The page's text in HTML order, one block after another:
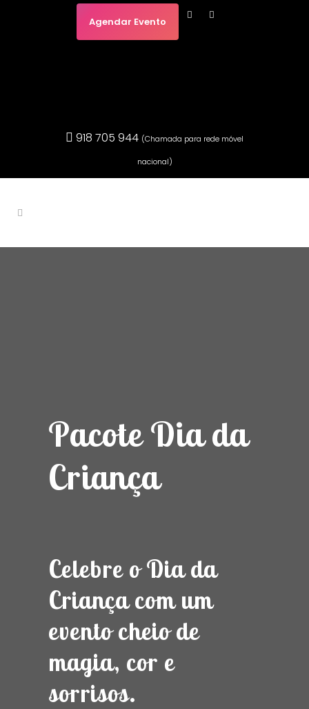
Agendar Evento
918 705 944 (Chamada para rede móvel
nacional)
Pacote Dia da
Criança
Celebre o Dia da
Criança com um
evento cheio de
magia, cor e
sorrisos.